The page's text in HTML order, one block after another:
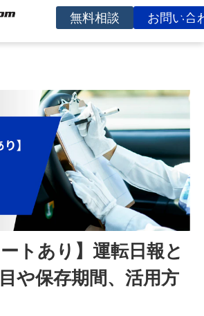
無料相談 お問い合
お役立ち資料
コラム
イベント
よくあるご質問
企業情報
トあり】運転日報と
や保存期間、活用方